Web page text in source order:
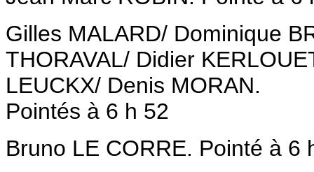
Gilles MALARD/ Dominique
THORAVAL/ Didier
LEUCKX/ Denis MORAN.
Pointés à 6 h 52
Bruno LE CORRE. Pointé à 6